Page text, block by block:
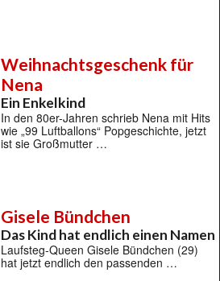
Weihnachtsgeschenk für
Nena
Ein Enkelkind
In den 80er-Jahren schrieb Nena mit Hits
wie „99 Luftballons“ Popgeschichte, jetzt
ist sie Großmutter …
Gisele Bündchen
Das Kind hat endlich einen Namen
Laufsteg-Queen Gisele Bündchen (29)
hat jetzt endlich den passenden …